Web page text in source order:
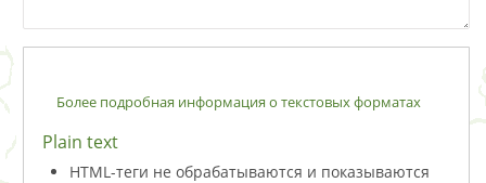
Более подробная информация о текстовых форматах
Plain text
HTML-теги не обрабатываются и показываются